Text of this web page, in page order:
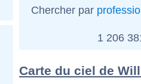
Chercher par
1 206
Carte du ciel de